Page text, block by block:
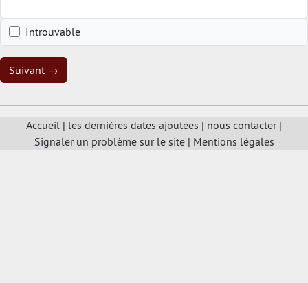
Introuvable
Suivant →
Accueil | les dernières dates ajoutées | nous contacter|
Signaler un problème sur le site| Mentions légales